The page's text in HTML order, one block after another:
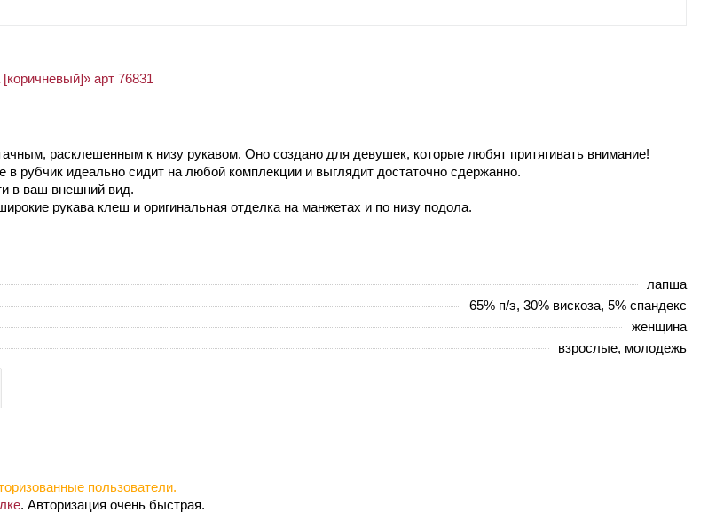
арт 76831
расклешенным к низу рукавом. Оно создано для девушек, которые любят притягивать внимание!
рубчик идеально сидит на любой комплекции и выглядит достаточно сдержанно.
в ваш внешний вид.
рукава клеш и оригинальная отделка на манжетах и по низу подола.
лапша
65% п/э, 30% вискоза, 5% спандекс
женщина
взрослые, молодежь
пользователи.
. Авторизация очень быстрая.